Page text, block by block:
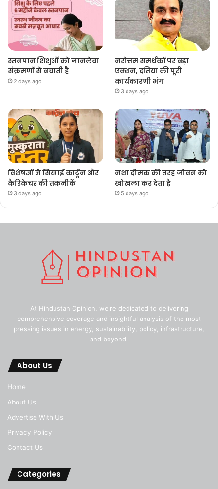
स्तनपान शिशुओं को जानलेवा
संक्रमणों से बचाती है
2 days ago
नरोत्तम समर्थकों पर बड़ा
एक्शन, दतिया की पूरी
कार्यकारणी भंग
3 days ago
विशेषज्ञों ने सिखाईं कार्टून और
कैरिकेचर की तकनीकें
3 days ago
नशा दीमक की तरह जीवन को
खोखला कर देता है
5 days ago
At Hindustan Opinion, we're dedicated to delivering
comprehensive coverage and insightful analysis of the most
pressing issues in energy, sustainability, policy, infrastructure,
and beyond.
About Us
Home
About Us
Advertise With Us
Privacy Policy
Contact Us
Categories